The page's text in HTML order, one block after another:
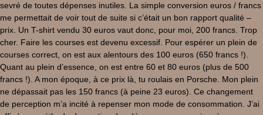
sevré de toutes dépenses inutiles. La simple conversion euros / francs
me permettait de voir tout de suite si c’était un bon rapport qualité –
prix. Un T-shirt vendu 30 euros vaut donc, pour moi, 200 francs. Trop
cher. Faire les courses est devenu excessif. Pour espérer un plein de
courses correct, on est aux alentours des 100 euros (650 francs !).
Quant au plein d’essence, on est entre 60 et 80 euros (plus de 500
francs !). A mon époque, à ce prix là, tu roulais en Porsche. Mon plein
ne dépassait pas les 150 francs (à peine 23 euros). Ce changement
de perception m’a incité à repenser mon mode de consommation. J’ai